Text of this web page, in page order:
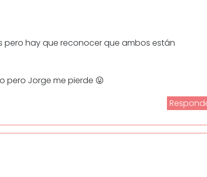
pero hay que reconocer que ambos están
pero Jorge me pierde 😛